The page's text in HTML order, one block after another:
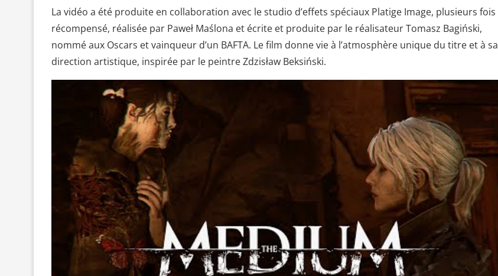
La vidéo a été produite en collaboration avec le studio d’effets spéciaux Platige Image, plusieurs fois
récompensé, réalisée par Paweł Maślona et écrite et produite par le réalisateur Tomasz Bagiński,
nommé aux Oscars et vainqueur d’un BAFTA. Le film donne vie à l’atmosphère unique du titre et à sa
direction artistique, inspirée par le peintre Zdzisław Beksiński.